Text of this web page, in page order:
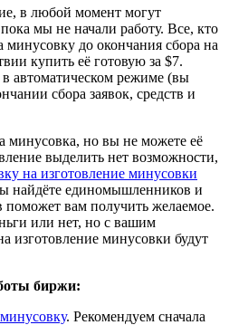
в любой момент могут
пока мы не начали работу. Все, кто
минусовку до окончания сбора на
купить её готовую за $7.
автоматическом режиме (вы
сбора заявок, средств и
минусовка, но вы не можете её
выделить нет возможности,
на изготовление минусовки
найдёте единомышленников и
поможет вам получить желаемое.
или нет, но с вашим
изготовление минусовки будут
биржи:
минусовку. Рекомендуем сначала